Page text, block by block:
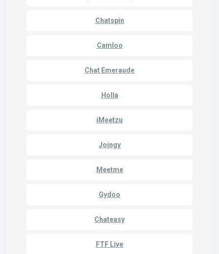
Chatspin
Camloo
Chat Emeraude
Holla
iMeetzu
Joingy
Meetme
Gydoo
Chateasy
FTF Live